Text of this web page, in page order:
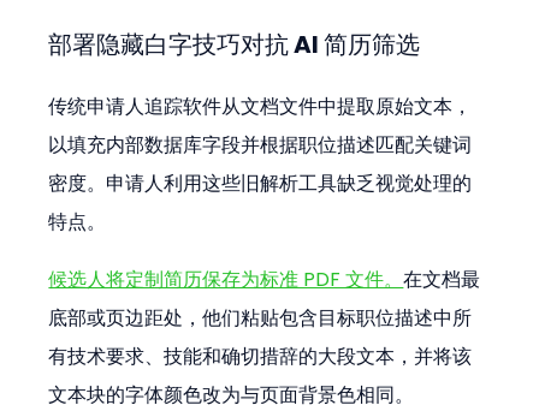
部署隐藏白字技巧对抗 AI 简历筛选
传统申请人追踪软件从文档文件中提取原始文本，
以填充内部数据库字段并根据职位描述匹配关键词
密度。申请人利用这些旧解析工具缺乏视觉处理的
特点。
候选人将定制简历保存为标准 PDF 文件。在文档最
底部或页边距处，他们粘贴包含目标职位描述中所
有技术要求、技能和确切措辞的大段文本，并将该
文本块的字体颜色改为与页面背景色相同。